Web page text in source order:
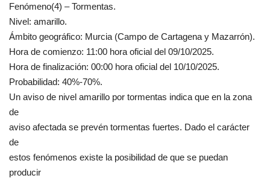
Fenómeno(4) – Tormentas.
Nivel: amarillo.
Ámbito geográfico: Murcia (Campo de Cartagena y Mazarrón).
Hora de comienzo: 11:00 hora oficial del 09/10/2025.
Hora de finalización: 00:00 hora oficial del 10/10/2025.
Probabilidad: 40%-70%.
Un aviso de nivel amarillo por tormentas indica que en la zona
de
aviso afectada se prevén tormentas fuertes. Dado el carácter
de
estos fenómenos existe la posibilidad de que se puedan
producir